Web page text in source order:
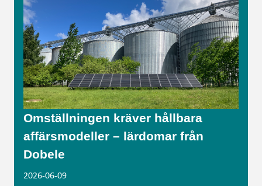
Omställningen kräver hållbara
affärsmodeller – lärdomar från
Dobele
2026-06-09